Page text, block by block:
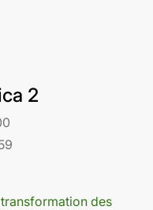
2
des